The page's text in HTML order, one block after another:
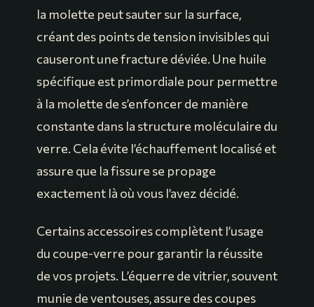
la molette peut sauter sur la surface,
créant des points de tension invisibles qui
causeront une fracture déviée. Une huile
spécifique est primordiale pour permettre
à la molette de s’enfoncer de manière
constante dans la structure moléculaire du
verre. Cela évite l’échauffement localisé et
assure que la fissure se propage
exactement là où vous l’avez décidé.
Certains accessoires complètent l’usage
du coupe-verre pour garantir la réussite
de vos projets. L’équerre de vitrier, souvent
munie de ventouses, assure des coupes